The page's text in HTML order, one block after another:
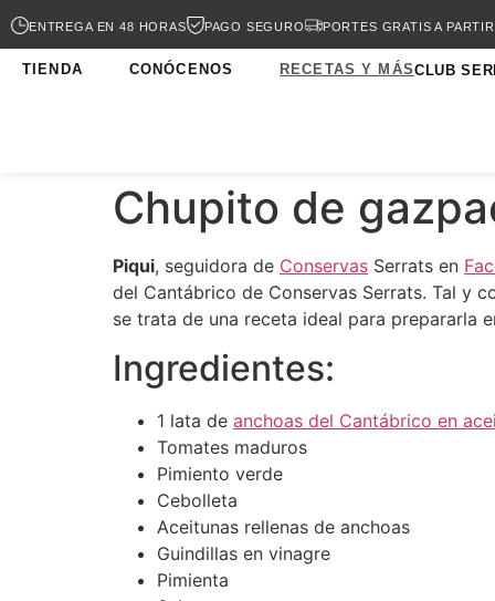
ENTREGA EN 48 HORAS PAGO SEGURO PORTES GRATIS A
TIENDA CONÓCENOS RECETAS Y MÁSCLUB
Chupito de
Piqui, seguidora de Conservas Serrats en
del Cantábrico de Conservas Serrats. Tal y
se trata de una receta ideal para prepararla
Ingredientes:
1 lata de anchoas del Cantábrico en
Tomates maduros
Pimiento verde
Cebolleta
Aceitunas rellenas de anchoas
Guindillas en vinagre
Pimienta